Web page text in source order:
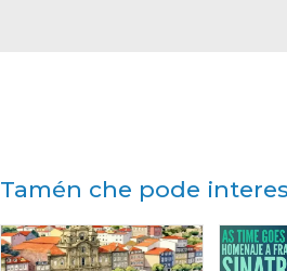
Tamén che pode